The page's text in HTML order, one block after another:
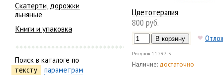
Скатерти, дорожки
льняные
Книги и упаковка
Поиск в каталоге по
тексту
параметрам
Цветотерапия
800 руб.
Рисунок 11297-5
Наличие: достаточно